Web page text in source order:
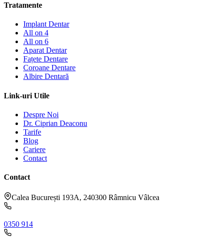
Tratamente
Implant Dentar
All on 4
All on 6
Aparat Dentar
Fațete Dentare
Coroane Dentare
Albire Dentară
Link-uri Utile
Despre Noi
Dr. Ciprian Deaconu
Tarife
Blog
Cariere
Contact
Contact
Calea București 193A, 240300 Râmnicu Vâlcea
0350 914